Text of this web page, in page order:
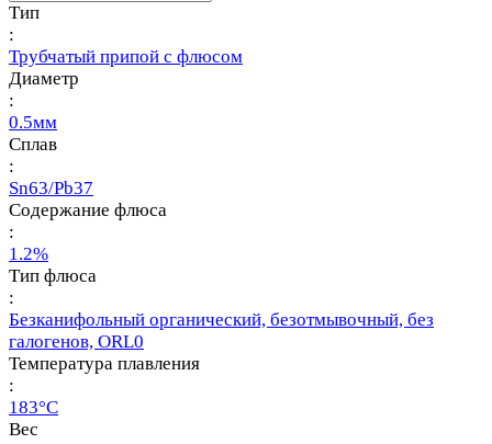
Тип
:
Трубчатый припой с флюсом
Диаметр
:
0.5мм
Сплав
:
Sn63/Pb37
Содержание флюса
:
1.2%
Тип флюса
:
Безканифольный органический, безотмывочный, без
галогенов, ORL0
Температура плавления
:
183°С
Вес